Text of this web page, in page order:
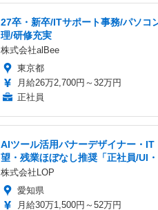
27卒・新卒/ITサポート事務/パソコ
理/研修充実
株式会社alBee
東京都
月給26万2,700円～32万円
正社員
AIツール活用バナーデザイナー・IT
望・残業ほぼなし推奨「正社員/UI・
株式会社LOP
愛知県
月給30万1,500円～52万円